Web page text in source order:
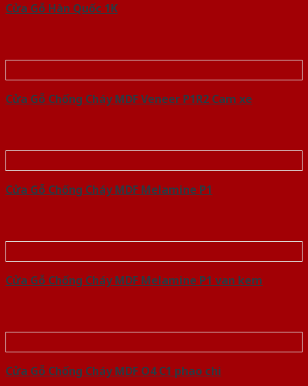
Cửa Gỗ Hàn Quốc 1K
Cửa Gỗ Chống Cháy MDF Veneer P1R2 Cam xe
Cửa Gỗ Chống Cháy MDF Melamine P1
Cửa Gỗ Chống Cháy MDF Melamine P1 van kem
Cửa Gỗ Chống Cháy MDF O4 C1 phao chi